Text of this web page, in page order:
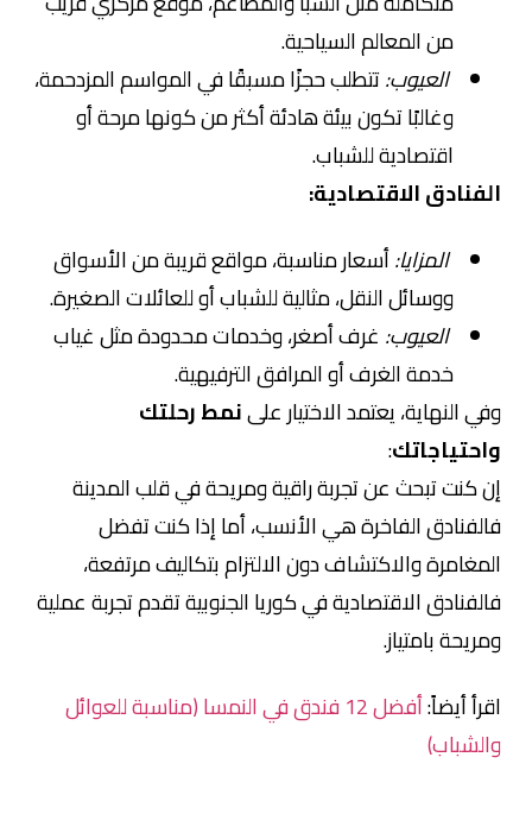
من المعالم السياحية.
العيوب:تتطلب حجزًا مسبقًا في المواسم المزدحمة،
وغالبًا تكون بيئة هادئة أكثر من كونها مرحة أو
اقتصادية للشباب.
الفنادق الاقتصادية:
المزايا:أسعار مناسبة، مواقع قريبة من الأسواق
ووسائل النقل، مثالية للشباب أو للعائلات الصغيرة.
العيوب: غرف أصغر، وخدمات محدودة مثل غياب
خدمة الغرف أو المرافق الترفيهية.
وفي النهاية، يعتمد الاختيار علىنمط رحلتك
واحتياجاتك:
إن كنت تبحث عن تجربة راقية ومريحة في قلب المدينة
فالفنادق الفاخرة هي الأنسب، أما إذا كنت تفضل
المغامرة والاكتشاف دون الالتزام بتكاليف مرتفعة،
فالفنادق الاقتصادية في كوريا الجنوبية تقدم تجربة عملية
ومريحة بامتياز.
اقرأ أيضاً:
أفضل 12 فندق في النمسا (مناسبة للعوائل
والشباب)